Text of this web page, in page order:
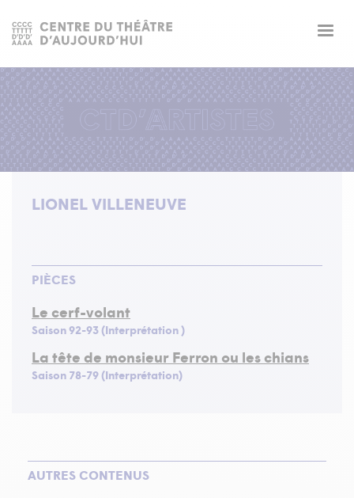
LIONEL VILLENEUVE
PIÈCES
Le cerf-volant
Saison 92-93 (Interprétation )
La tête de monsieur Ferron ou les chians
Saison 78-79 (Interprétation)
AUTRES CONTENUS